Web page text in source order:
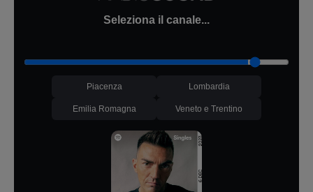
Seleziona il canale...
Piacenza Lombardia
Emilia Romagna Veneto e Trentino